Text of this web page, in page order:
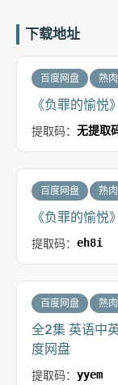
下载地址
百度网盘 熟肉
《负罪的愉悦
提取码： 无提取
百度网盘 熟肉
《负罪的愉悦
提取码： eh8i
百度网盘 熟肉
全2集 英语中
度网盘
提取码： yyem